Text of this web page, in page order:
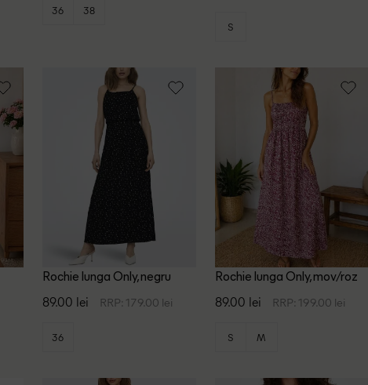
36 38
S
Rochie lunga Only, negru
89.00 lei RRP: 179.00 lei
36
Rochie lunga Only, mov/roz
89.00 lei RRP: 199.00 lei
S M